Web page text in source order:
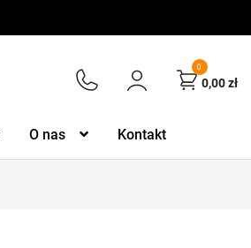
0
0,00zł
O nas Kontakt